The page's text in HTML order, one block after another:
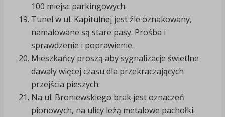
100 miejsc parkingowych.
Tunel w ul. Kapitulnej jest źle oznakowany,
namalowane są stare pasy. Prośba i
sprawdzenie i poprawienie.
Mieszkańcy proszą aby sygnalizacje świetlne
dawały więcej czasu dla przekraczających
przejścia pieszych.
Na ul. Broniewskiego brak jest oznaczeń
pionowych, na ulicy leżą metalowe pachołki.